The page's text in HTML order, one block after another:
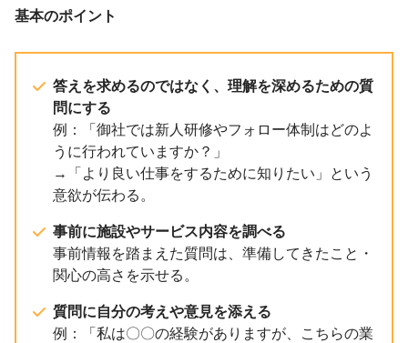
基本のポイント
答えを求めるのではなく、理解を深めるための質
問にする
例：「御社では新人研修やフォロー体制はどのよ
うに行われていますか？」
→「より良い仕事をするために知りたい」という
意欲が伝わる。
事前に施設やサービス内容を調べる
事前情報を踏まえた質問は、準備してきたこと・
関心の高さを示せる。
質問に自分の考えや意見を添える
例：「私は〇〇の経験がありますが、こちらの業